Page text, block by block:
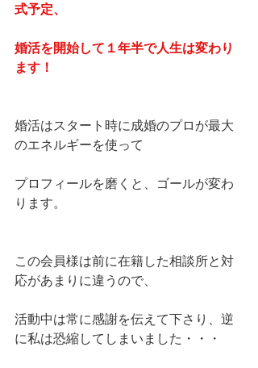
式予定、
婚活を開始して１年半で人生は変わり
ます！
婚活はスタート時に成婚のプロが最大
のエネルギーを使って
プロフィールを磨くと、ゴールが変わ
ります。
この会員様は前に在籍した相談所と対
応があまりに違うので、
活動中は常に感謝を伝えて下さり、逆
に私は恐縮してしまいました・・・